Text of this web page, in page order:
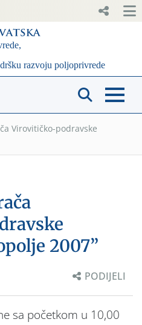
Virovitičko-podravske
2007”
PODIJELI
sa početkom u 10,00